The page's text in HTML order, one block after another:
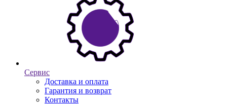
Сервис
Доставка и оплата
Гарантия и возврат
Контакты